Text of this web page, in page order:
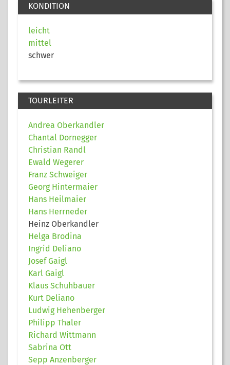
KONDITION
leicht
mittel
schwer
TOURLEITER
Andrea Oberkandler
Chantal Dornegger
Christian Randl
Ewald Wegerer
Franz Schweiger
Georg Hintermaier
Hans Heilmaier
Hans Herrneder
Heinz Oberkandler
Helga Brodina
Ingrid Deliano
Josef Gaigl
Karl Gaigl
Klaus Schuhbauer
Kurt Deliano
Ludwig Hehenberger
Philipp Thaler
Richard Wittmann
Sabrina Ott
Sepp Anzenberger